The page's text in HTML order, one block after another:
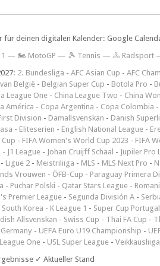
deinen digitalen Kalender: Google
— 🏍 MotoGP — 🎾 Tennis — 🚴 Radsport
2. Bundesliga - AFC Asian Cup - AFC
België - Belgian Super Cup - Botola Pro -
League One - China League Two - China
América - Copa Argentina - Copa Colombia -
Division - Damallsvenskan - Danish
- Eliteserien - English National League -
- FIFA Women's World Cup 2023 - FIFA
- J1 League - Johan Cruijff Schaal - Jupiler Pro
- Ligue 2 - Meistriliiga - MLS - MLS Next Pro -
Vrouwen - ÖFB-Cup - Paraguay Primera
- Puchar Polski - Qatar Stars League -
Premier League - Segunda División A -
South Korea - K League 1 - Super Cup Portugal
Allsvenskan - Swiss Cup - Thai FA Cup -
Germany - UEFA Euro U19 Championship -
One - USL Super League - Veikkausliiga
✓ Aktueller Stand